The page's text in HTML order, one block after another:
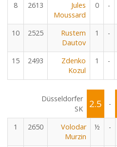
8 2613
Jules
Moussard
0 -
10 2525
Rustem
Dautov
1 -
15 2493
Zdenko
Kozul
1 -
Düsseldorfer
SK
2.5 -
1
2650
Volodar
Murzin
½ -